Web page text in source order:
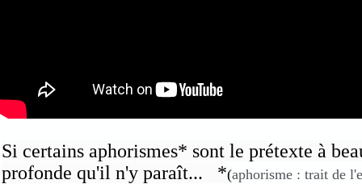
Si certains aphorismes* sont le prétexte à
profonde qu'il n'y paraît... *(aphorisme : trait de